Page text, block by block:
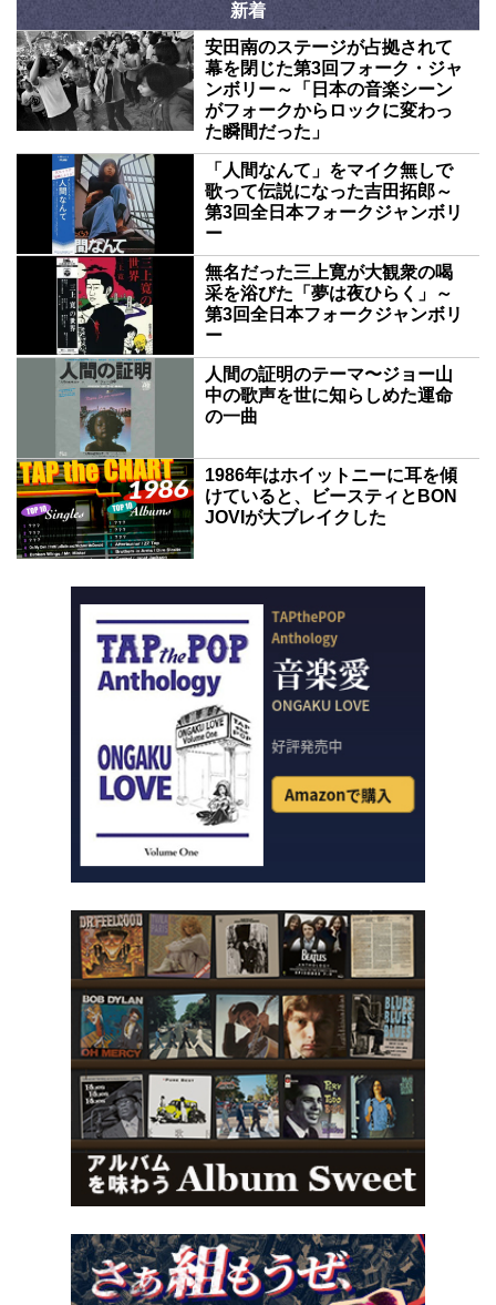
新着
安田南のステージが占拠されて
幕を閉じた第3回フォーク・ジャ
ンボリー～「日本の音楽シーン
がフォークからロックに変わっ
た瞬間だった」
「人間なんて」をマイク無しで
歌って伝説になった吉田拓郎～
第3回全日本フォークジャンボリ
ー
無名だった三上寛が大観衆の喝
采を浴びた「夢は夜ひらく」～
第3回全日本フォークジャンボリ
ー
人間の証明のテーマ〜ジョー山
中の歌声を世に知らしめた運命
の一曲
1986年はホイットニーに耳を傾
けていると、ビースティとBON
JOVIが大ブレイクした